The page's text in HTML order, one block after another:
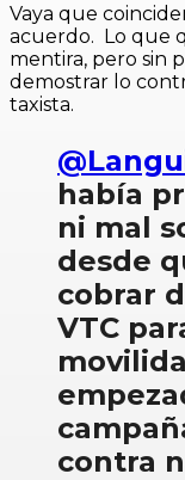
Vaya que
acuerdo. Lo que
mentira, pero sin
demostrar lo
taxista.
había
ni mal
desde
cobrar
VTC
contra